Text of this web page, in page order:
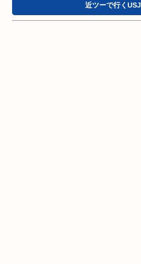
近ツーで行くUSJ